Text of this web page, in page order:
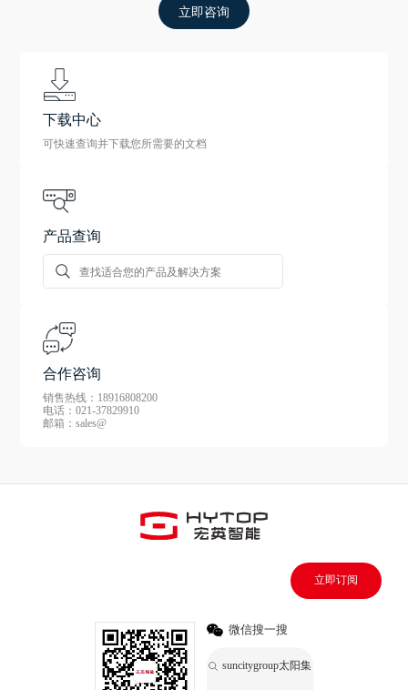
立即咨询
下载中心
可快速查询并下载您所需要的文档
产品查询
合作咨询
销售热线：18916808200
电话：021-37829910
邮箱：sales@
立即订阅
微信搜一搜
suncitygroup太阳集